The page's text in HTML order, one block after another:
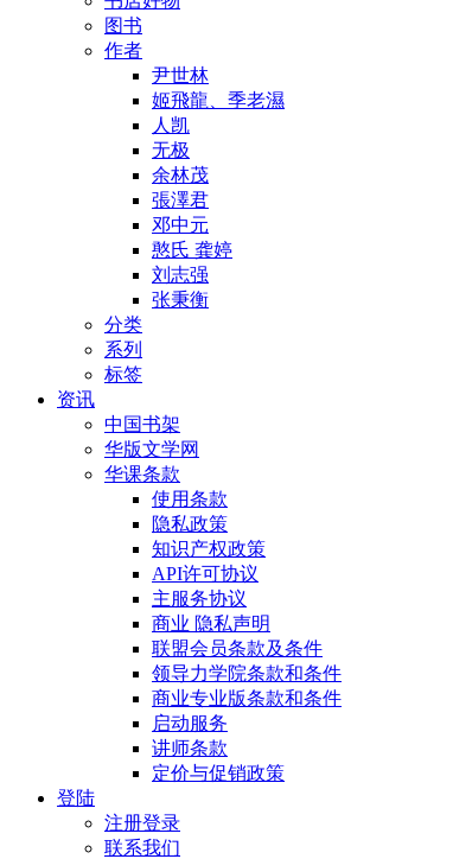
图书
作者
尹世林
姬飛龍、季老濕
人凯
无极
余林茂
張澤君
邓中元
憨氏 龚婷
刘志强
张秉衡
分类
系列
标签
资讯
中国书架
华版文学网
华课条款
使用条款
隐私政策
知识产权政策
API许可协议
主服务协议
商业 隐私声明
联盟会员条款及条件
领导力学院条款和条件
商业专业版条款和条件
启动服务
讲师条款
定价与促销政策
登陆
注册登录
联系我们